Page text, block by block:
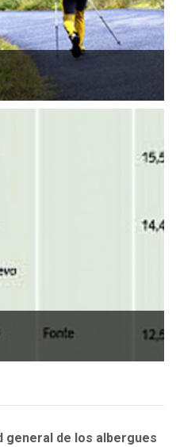
general de los albergues